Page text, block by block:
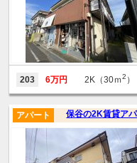
203 6万円 2K（30ｍ2 ）
保谷の2K賃貸ア
アパート